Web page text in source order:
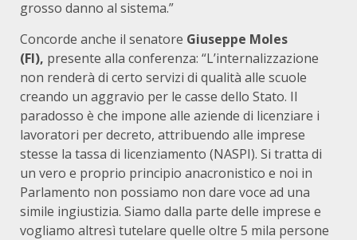
grosso danno al sistema.”
Concorde anche il senatore Giuseppe Moles
(FI), presente alla conferenza: “L’internalizzazione
non renderà di certo servizi di qualità alle scuole
creando un aggravio per le casse dello Stato. Il
paradosso è che impone alle aziende di licenziare i
lavoratori per decreto, attribuendo alle imprese
stesse la tassa di licenziamento (NASPI). Si tratta di
un vero e proprio principio anacronistico e noi in
Parlamento non possiamo non dare voce ad una
simile ingiustizia. Siamo dalla parte delle imprese e
vogliamo altresì tutelare quelle oltre 5 mila persone